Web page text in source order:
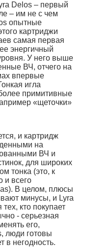
Delos – первый
– им не с чем
опытные
картриджи
самая первая
энергичный
У него выше
ВЧ, отчего на
впервые
игла
примитивные
«щеточки»
и картридж
на
ВЧ и
для широких
тонка (это, к
и всего
В целом, плюсы
минусы, и Lyra
кто покупает
- серьезная
его,
люди готовы
в негодность.